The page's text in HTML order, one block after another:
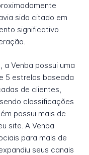
sido citado em
significativo
a Venba possui uma
5 estrelas baseada
de clientes,
classificações
possui mais de
site. A Venba
para mais de
seus canais